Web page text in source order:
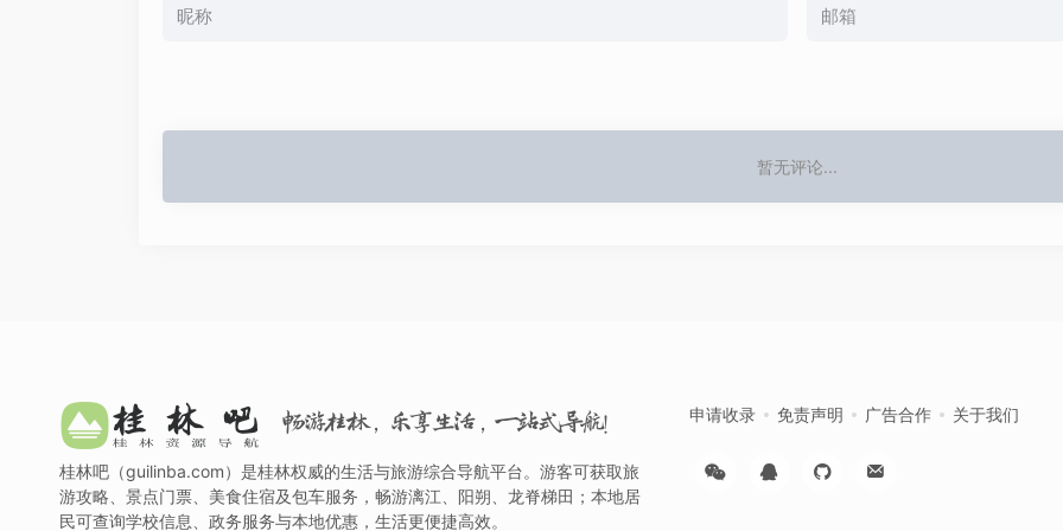
暂无评论...
畅游桂林，乐享生活，一站式导航！
桂林吧（guilinba.com）是桂林权威的生活与旅游综合导航平台。游客可获取旅
游攻略、景点门票、美食住宿及包车服务，畅游漓江、阳朔、龙脊梯田；本地居
民可查询学校信息、政务服务与本地优惠，生活更便捷高效。
申请收录 免责声明 广告合作 关于我们